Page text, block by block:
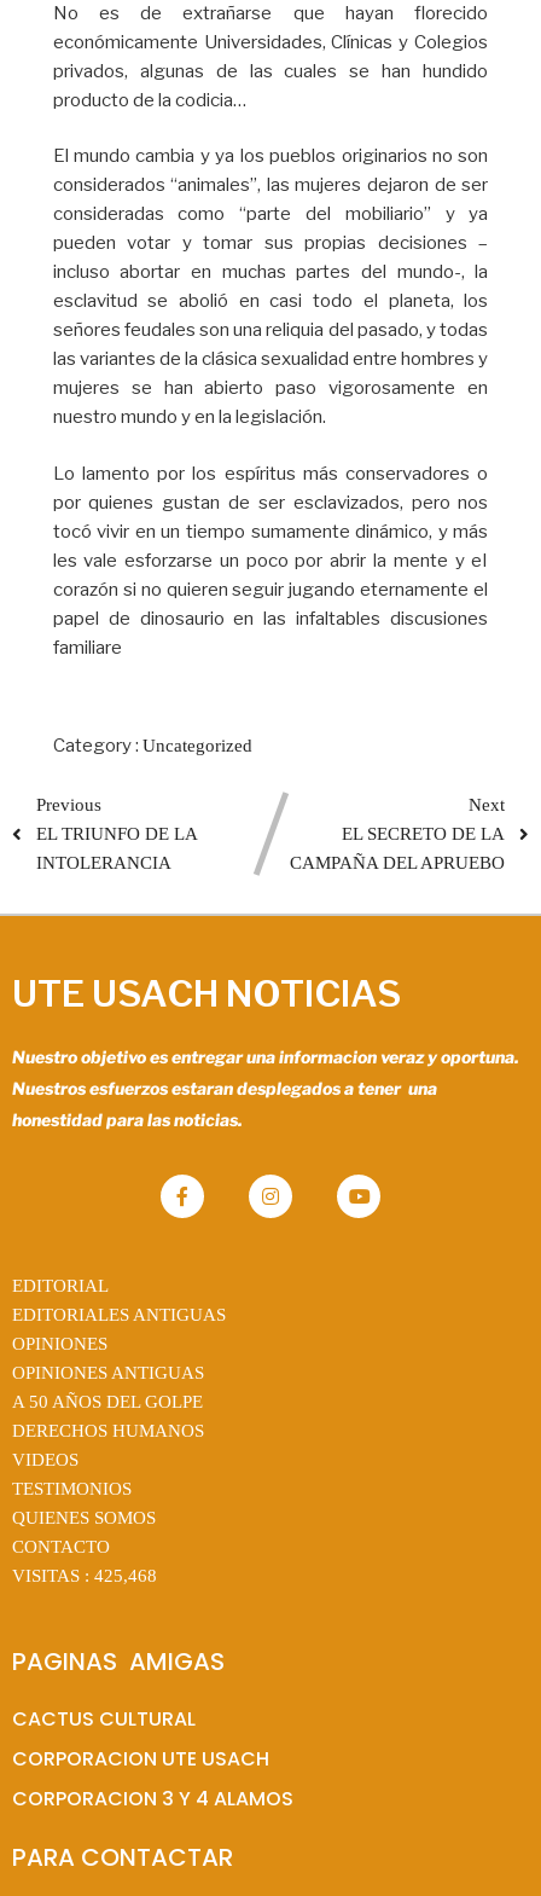
No es de extrañarse que hayan florecido
económicamente Universidades, Clínicas y Colegios
privados, algunas de las cuales se han hundido
producto de la codicia…
El mundo cambia y ya los pueblos originarios no son
considerados “animales”, las mujeres dejaron de ser
consideradas como “parte del mobiliario” y ya
pueden votar y tomar sus propias decisiones –
incluso abortar en muchas partes del mundo-, la
esclavitud se abolió en casi todo el planeta, los
señores feudales son una reliquia del pasado, y todas
las variantes de la clásica sexualidad entre hombres y
mujeres se han abierto paso vigorosamente en
nuestro mundo y en la legislación.
Lo lamento por los espíritus más conservadores o
por quienes gustan de ser esclavizados, pero nos
tocó vivir en un tiempo sumamente dinámico, y más
les vale esforzarse un poco por abrir la mente y eI
corazón si no quieren seguir jugando eternamente el
papel de dinosaurio en las infaltables discusiones
familiare
Category : Uncategorized
Previous
EL TRIUNFO DE LA
INTOLERANCIA
Next
EL SECRETO DE LA
CAMPAÑA DEL APRUEBO
UTE USACH NOTICIAS
Nuestro objetivo es entregar una informacion veraz y oportuna.
Nuestros esfuerzos estaran desplegados a tener una
honestidad para las noticias.
EDITORIAL
EDITORIALES ANTIGUAS
OPINIONES
OPINIONES ANTIGUAS
A 50 AÑOS DEL GOLPE
DERECHOS HUMANOS
VIDEOS
TESTIMONIOS
QUIENES SOMOS
CONTACTO
VISITAS : 425,468
PAGINAS  AMIGAS
CACTUS CULTURAL
CORPORACION UTE USACH
CORPORACION 3 Y 4 ALAMOS
PARA CONTACTAR